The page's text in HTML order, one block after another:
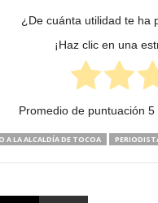
¿De cuánta utilidad te ha
¡Haz clic en una
Promedio de puntuación 5
A LA ALCALDÍA DE TOCOA